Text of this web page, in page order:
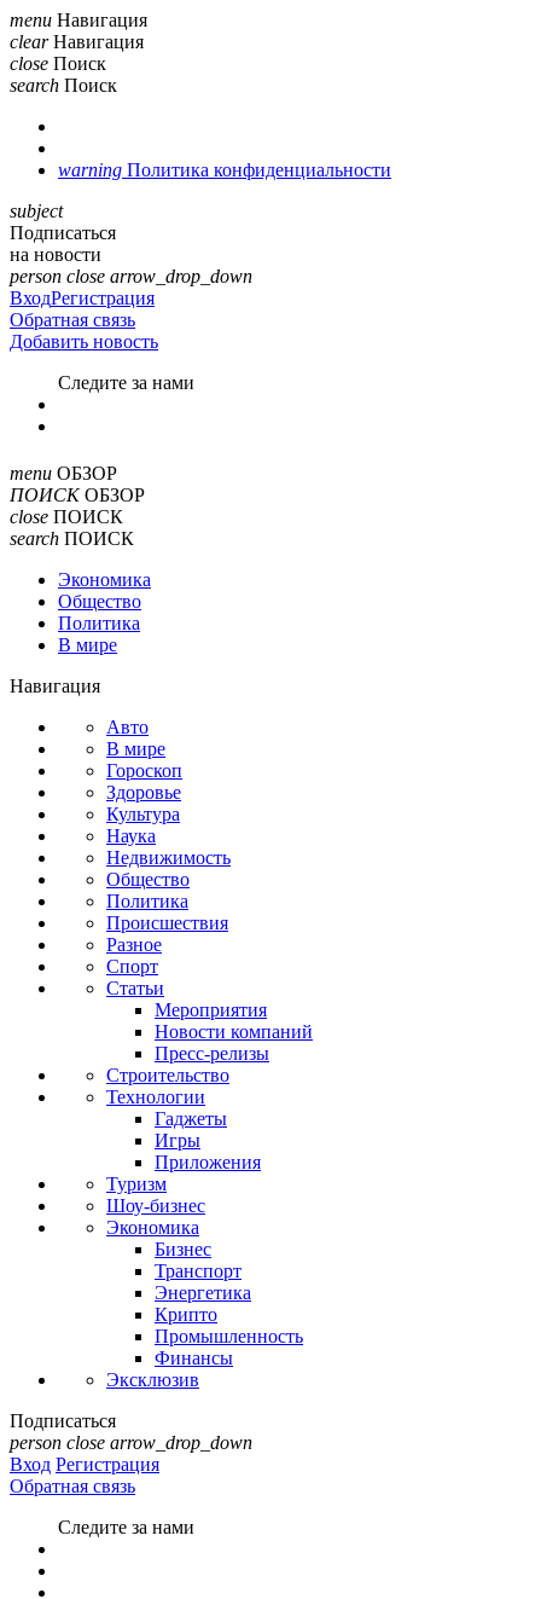
menu Навигация
clear Навигация
close Поиск
search Поиск
warning Политика конфиденциальности
subject
Подписаться
на новости
person close arrow_drop_down
ВходРегистрация
Обратная связь
Добавить новость
Cледите за нами
menu ОБЗОР
ПОИСК ОБЗОР
close ПОИСК
search ПОИСК
Экономика
Общество
Политика
В мире
Навигация
Авто
В мире
Гороскоп
Здоровье
Культура
Наука
Недвижимость
Общество
Политика
Происшествия
Разное
Спорт
Статьи
Мероприятия
Новости компаний
Пресс-релизы
Строительство
Технологии
Гаджеты
Игры
Приложения
Туризм
Шоу-бизнес
Экономика
Бизнес
Транспорт
Энергетика
Крипто
Промышленность
Финансы
Эксклюзив
Подписаться
person close arrow_drop_down
Вход Регистрация
Обратная связь
Следите за нами